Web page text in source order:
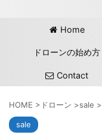
Home
ドローンの始め方
Contact
HOME > ドローン >sale >
sale